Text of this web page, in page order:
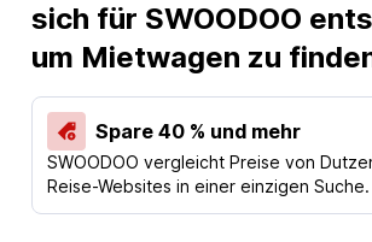
sich für SWOODOO
um Mietwagen zu
Spare 40 % und mehr
SWOODOO vergleicht Preise von
Reise-Websites in einer einzigen Suche.